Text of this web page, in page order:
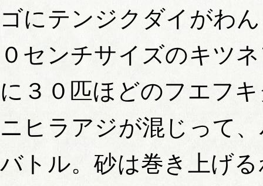
ゴにテンジクダイがわ
０センチサイズのキツ
に３０匹ほどのフエフ
ニヒラアジが混じって
バトル。砂は巻き上げ